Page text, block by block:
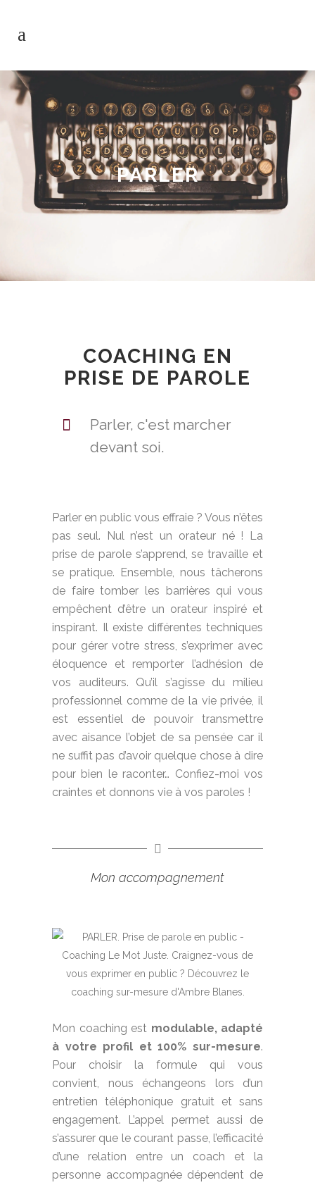
PARLER
COACHING EN
PRISE DE PAROLE
Parler, c'est marcher
devant soi.
Parler en public vous effraie ? Vous n’êtes
pas seul. Nul n’est un orateur né ! La
prise de parole s’apprend, se travaille et
se pratique. Ensemble, nous tâcherons
de faire tomber les barrières qui vous
empêchent d’être un orateur inspiré et
inspirant. Il existe différentes techniques
pour gérer votre stress, s’exprimer avec
éloquence et remporter l’adhésion de
vos auditeurs. Qu’il s’agisse du milieu
professionnel comme de la vie privée, il
est essentiel de pouvoir transmettre
avec aisance l’objet de sa pensée car il
ne suffit pas d’avoir quelque chose à dire
pour bien le raconter… Confiez-moi vos
craintes et donnons vie à vos paroles !
Mon accompagnement
Mon coaching est modulable, adapté
à votre profil et 100% sur-mesure.
Pour choisir la formule qui vous
convient, nous échangeons lors d’un
entretien téléphonique gratuit et sans
engagement. L’appel permet aussi de
s’assurer que le courant passe, l’efficacité
d’une relation entre un coach et la
personne accompagnée dépendent de